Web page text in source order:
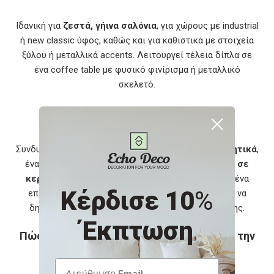
Ιδανική για ζεστά, γήινα σαλόνια, για χώρους με industrial
ή new classic ύφος, καθώς και για καθιστικά με στοιχεία
ξύλου ή μεταλλικά accents. Λειτουργεί τέλεια δίπλα σε
ένα coffee table με φυσικό φινίρισμα ή μεταλλικό
σκελετό.
Συνδυάστε την με μπρονζέ ή ορειχάλκινα διακοσμητικά,
ένα
υφαντό χαλί με ethnic σχέδια
μαξιλάρια σε
κεραμιδί ή μουσταρδί αποχρώσεις
. Προσθέστε ένα
επιδαπέδιο φωτιστικό με υφασμάτινο καπέλο για να
δημιουργήσετε μια ατμοσφαιρική γωνιά χαλάρωσης.
Πώς θα βοηθήσει στην αυτοβελτίωση και την
προσωπική σας ανάπτυξη;
Κέρδισε 10%
Έκπτωση